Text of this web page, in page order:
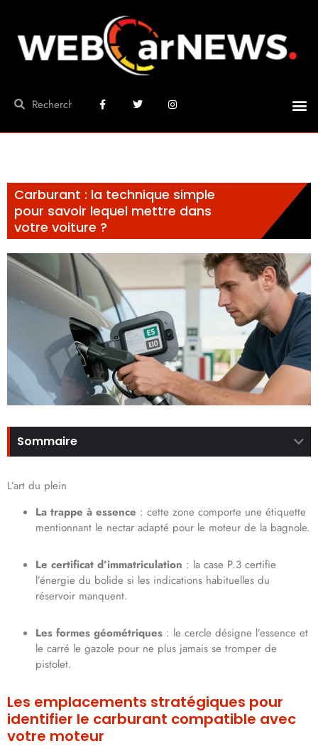
Carburant : la technique simple
pour savoir lequel mettre dans
votre voiture ?
Sommaire
L’art du plein
La trappe à essence : cette zone comporte une étiquette
mentionnant le nectar adapté pour le moteur de la bagnole.
Le certificat d’immatriculation : la case P.3 certifie
l’énergie du bolide si les indications habituelles du
réservoir manquent.
Les formes géométriques : le cercle désigne l’essence et
le carré le gazole pour ne plus jamais se tromper de
pistolet.
Les emplacements stratégiques pour
identifier le carburant compatible avec
votre moteur